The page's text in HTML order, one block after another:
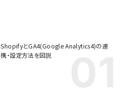
ShopifyとGA4(Google Analytics4)の連
携・設定方法を図説